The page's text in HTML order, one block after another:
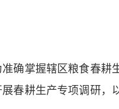
确掌握辖区粮食春耕
春耕生产专项调研，